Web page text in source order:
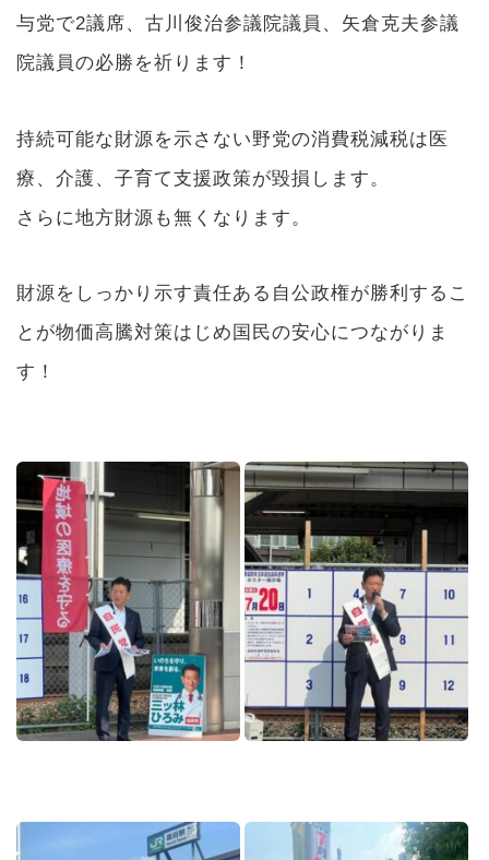
与党で2議席、古川俊治参議院議員、矢倉克夫参議
院議員の必勝を祈ります！
持続可能な財源を示さない野党の消費税減税は医
療、介護、子育て支援政策が毀損します。
さらに地方財源も無くなります。
財源をしっかり示す責任ある自公政権が勝利するこ
とが物価高騰対策はじめ国民の安心につながりま
す！